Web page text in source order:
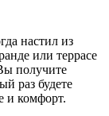
настил из
или террасе
получите
раз будете
и комфорт.